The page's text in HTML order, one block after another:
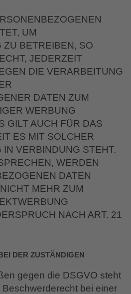
UM
ZU BETREIBEN, SO
JEDERZEIT
DIE VERARBEITUNG
DATEN ZUM
WERBUNG
GILT AUCH FÜR DAS
ES MIT SOLCHER
VERBINDUNG STEHT.
WERDEN
DATEN
MEHR ZUM
NACH ART. 21
DER ZUSTÄNDIGEN
gegen die DSGVO steht
bei einer